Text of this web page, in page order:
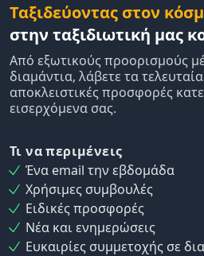
Ταξιδεύοντας στον
στην ταξιδιωτική μας
Από εξωτικούς προορισμούς
διαμάντια, λάβετε τα
αποκλειστικές προσφορές
εισερχόμενα σας.
Τι να περιμένεις
Ένα email την εβδομάδα
Χρήσιμες συμβουλές
Ειδικές προσφορές
Νέα και ενημερώσεις
Ευκαιρίες συμμετοχής σε